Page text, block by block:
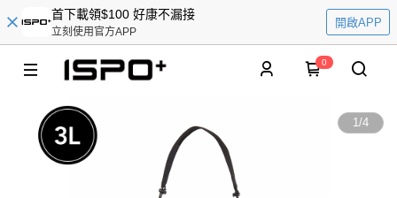
首下載領$100 好康不漏接
立刻使用官方APP
開啟APP
0
1/4